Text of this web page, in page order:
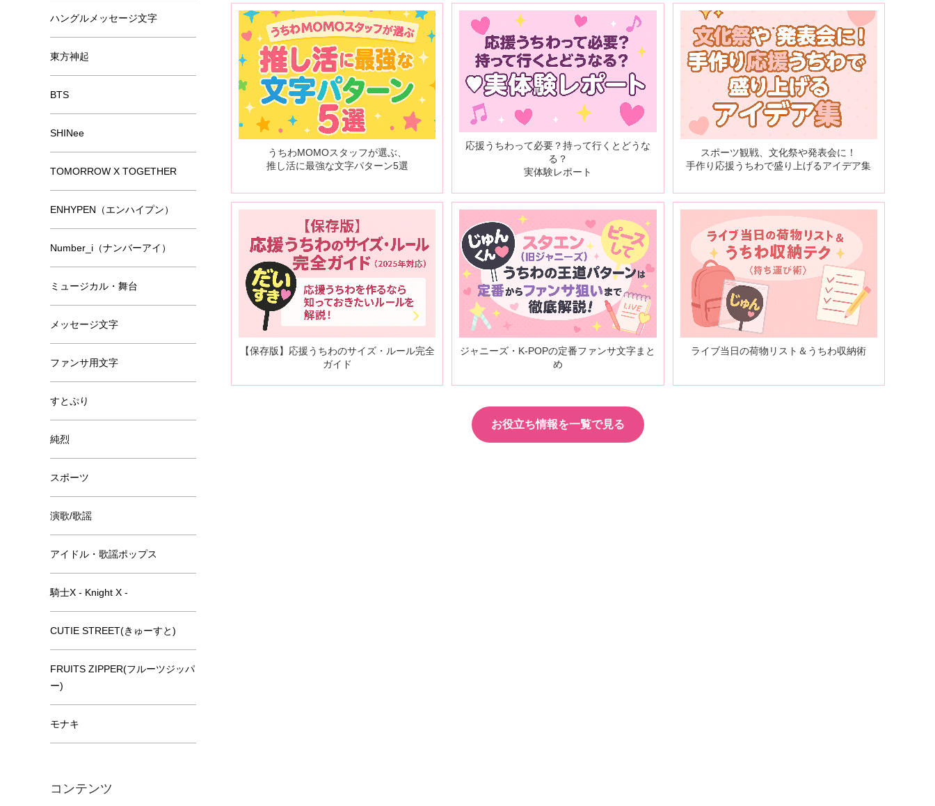
うちわMOMOスタッフが選ぶ、
推し活に最強な文字パターン5選
応援うちわって必要？持って行くとどうな
る？
実体験レポート
スポーツ観戦、文化祭や発表会に！
手作り応援うちわで盛り上げるアイデア集
【保存版】応援うちわのサイズ・ルール完全
ガイド
ジャニーズ・K-POPの定番ファンサ文字まと
め
ライブ当日の荷物リスト＆うちわ収納術
お役立ち情報を一覧で見る
ハングルメッセージ文字
東方神起
BTS
SHINee
TOMORROW X TOGETHER
ENHYPEN（エンハイプン）
Number_i（ナンバーアイ）
ミュージカル・舞台
メッセージ文字
ファンサ用文字
すとぷり
純烈
スポーツ
演歌/歌謡
アイドル・歌謡ポップス
騎士X - Knight X -
CUTIE STREET(きゅーすと)
FRUITS ZIPPER(フルーツジッパ
ー)
モナキ
コンテンツ